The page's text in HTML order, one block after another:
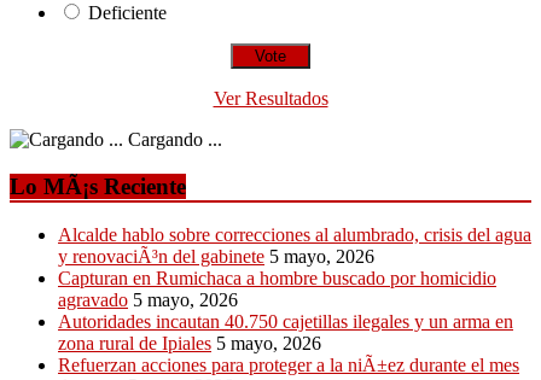
Deficiente
Ver Resultados
Cargando ...
Lo MÃ¡s Reciente
Alcalde hablo sobre correcciones al alumbrado, crisis del agua
y renovaciÃ³n del gabinete 5 mayo, 2026
Capturan en Rumichaca a hombre buscado por homicidio
agravado 5 mayo, 2026
Autoridades incautan 40.750 cajetillas ilegales y un arma en
zona rural de Ipiales 5 mayo, 2026
Refuerzan acciones para proteger a la niÃ±ez durante el mes